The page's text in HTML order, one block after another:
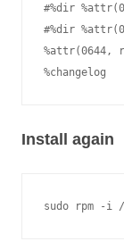
#%dir
#%dir
%attr(0644,
Install again